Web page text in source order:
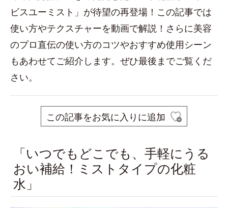
ビスユーミスト」が待望の再登場！この記事では
使い方やテクスチャーを動画で解説！さらに美容
のプロ直伝の使い方のコツやおすすめ使用シーン
もあわせてご紹介します。ぜひ最後までご覧くだ
さい。
この記事をお気に入りに追加
「いつでもどこでも、手軽にうる
おい補給！ミストタイプの化粧
水」